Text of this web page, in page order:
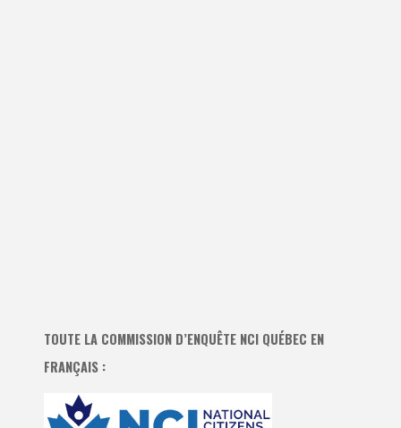
TOUTE LA COMMISSION D’ENQUÊTE NCI QUÉBEC EN
FRANÇAIS :